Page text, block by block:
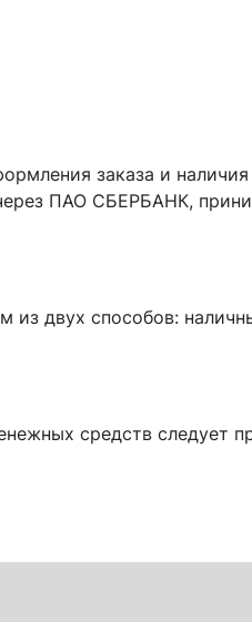
заказа и
ПАО СБЕРБАНК,
из двух способов:
средств следует